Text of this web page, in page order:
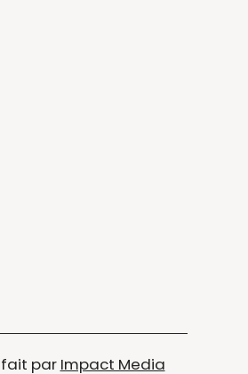
par Impact Media